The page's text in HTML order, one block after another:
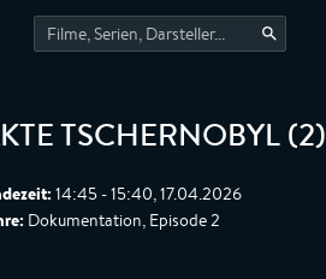
TSCHERNOBYL (2)
14:45 - 15:40, 17.04.2026
Dokumentation, Episode 2